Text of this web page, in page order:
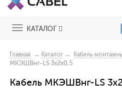
ToggleКАТАЛОГ
Главная → Каталог → Кабель
МКЭШВнг-LS 3x2x0,5
Кабель МКЭШВнг-LS